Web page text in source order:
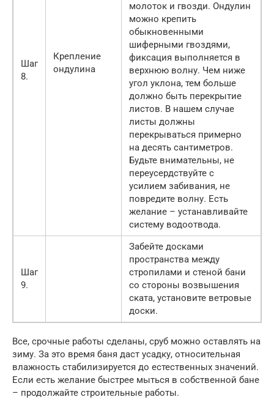
Шаг
8.
Крепление
ондулина
молоток и гвозди. Ондулин
можно крепить
обыкновенными
шиферными гвоздями,
фиксация выполняется в
верхнюю волну. Чем ниже
угол уклона, тем больше
должно быть перекрытие
листов. В нашем случае
листы должны
перекрываться примерно
на десять сантиметров.
Будьте внимательны, не
переусердствуйте с
усилием забивания, не
повредите волну. Есть
желание – устанавливайте
систему водоотвода.
Шаг
9.
Забейте досками
пространства между
стропилами и стеной бани
со стороны возвышения
ската, установите ветровые
доски.
Все, срочные работы сделаны, сруб можно оставлять на
зиму. За это время баня даст усадку, относительная
влажность стабилизируется до естественных значений.
Если есть желание быстрее мыться в собственной бане
– продолжайте строительные работы.